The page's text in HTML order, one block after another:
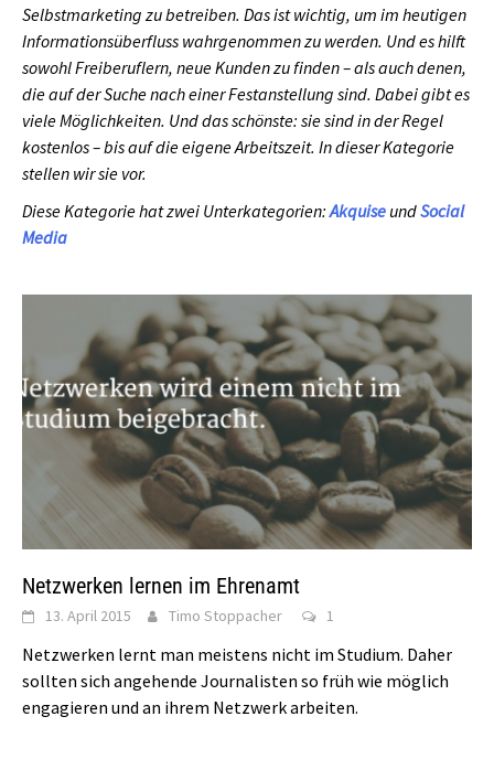
Selbstmarketing zu betreiben. Das ist wichtig, um im heutigen
Informationsüberfluss wahrgenommen zu werden. Und es hilft
sowohl Freiberuflern, neue Kunden zu finden – als auch denen,
die auf der Suche nach einer Festanstellung sind. Dabei gibt es
viele Möglichkeiten. Und das schönste: sie sind in der Regel
kostenlos – bis auf die eigene Arbeitszeit. In dieser Kategorie
stellen wir sie vor.
Diese Kategorie hat zwei Unterkategorien:Akquise undSocial
Media
Netzwerken lernen im Ehrenamt
13. April 2015 Timo Stoppacher 1
Netzwerken lernt man meistens nicht im Studium. Daher
sollten sich angehende Journalisten so früh wie möglich
engagieren und an ihrem Netzwerk arbeiten.